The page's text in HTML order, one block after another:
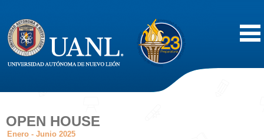
Acerca de
OPEN HOUSE
Enero - Junio 2025